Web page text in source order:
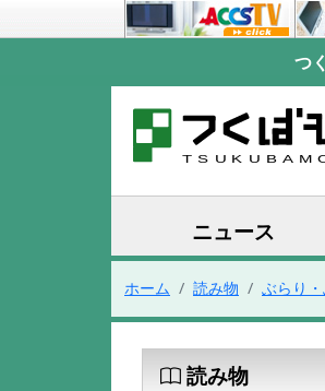
つ
ニュース
ホーム 読み物 ぶらり
読み物